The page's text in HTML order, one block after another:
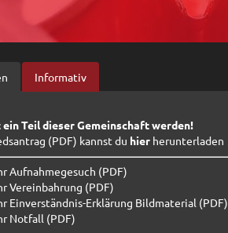
Informativ
Teil dieser Gemeinschaft werden!
(PDF) kannst du hierherunterladen
Aufnahmegesuch (PDF)
Vereinbahrung (PDF)
Einverständnis-Erklärung Bildmaterial (PDF)
Notfall (PDF)